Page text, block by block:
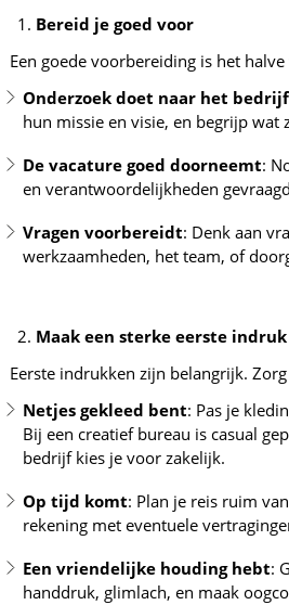
Bereid je goed voor
Een goede voorbereiding is het
Onderzoek doet naar het bedrijf
hun missie en visie, en begrijp wat
De vacature goed doorneemt:
en verantwoordelijkheden
Vragen voorbereidt: Denk aan
werkzaamheden, het team, of
Maak een sterke eerste indruk
Eerste indrukken zijn belangrijk.
Netjes gekleed bent: Pas je
Bij een creatief bureau is casual
bedrijf kies je voor zakelijk.
Op tijd komt: Plan je reis ruim
rekening met eventuele
Een vriendelijke houding hebt:
handdruk, glimlach, en maak